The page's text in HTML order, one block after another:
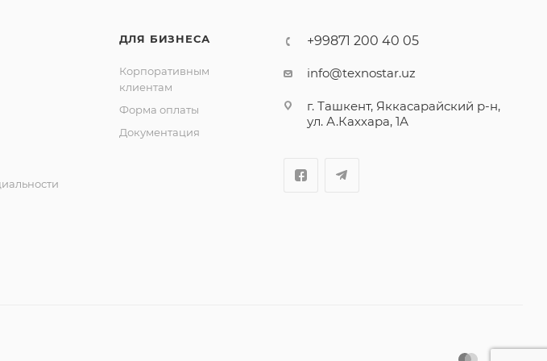
ДЛЯ БИЗНЕСА
Корпоративным
клиентам
Форма оплаты
Документация
+99871 200 40 05
info@texnostar.uz
г. Ташкент, Яккасарайский р-н,
ул. А.Каххара, 1А